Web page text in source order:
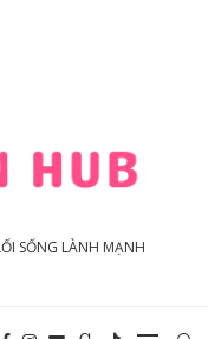
SỐNG LÀNH MẠNH